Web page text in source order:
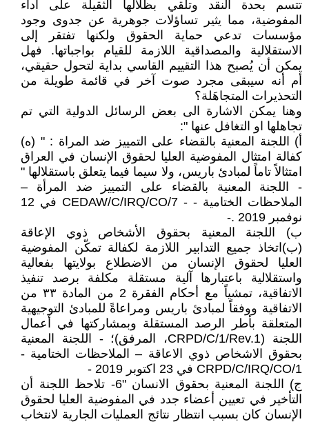
تتسم بحدة النقد وتلقي بظلالها الثقيلة على أداء
المفوضية، مما يثير تساؤلات جوهرية عن جدوى وجود
مؤسسات تدعي حماية الحقوق ولكنها تفتقر إلى
الاستقلالية والمصداقية اللازمة للقيام بواجباتها. فهل
يمكن أن يُصبح هذا التقييم القاسي بداية لتحول حقيقي،
أم أنه سيبقى مجرد صوت آخر في قائمة طويلة من
التحذيرات المتجاهَلة؟
وهنا يمكن الاشارة الى بعض الرسائل الدولية التي تم
تجاهلها او التغافل عنها ":
‌أ) اللجنة المعنية بالقضاء على التمييز ضد المراة : " (ه)
كفالة امتثال المفوضية العليا لحقوق الإنسان في العراق
امتثالاً تاماً لمبادئ باريس، ولا سيما فيما يتعلق باستقلالها "
- اللجنة المعنية بالقضاء على التمييز ضد المرأة –
الملاحظات الختامية - - CEDAW/C/IRQ/CO/7 في 12
نوفمبر 2019 .-
‌ب) اللجنة المعنية بحقوق الأشخاص ذوي الإعاقة
(ب)اتخاذ جميع التدابير اللازمة لكفالة تمكّن المفوضية
العليا لحقوق الإنسان من الاضطلاع بولايتها بفعالية
واستقلالية باعتبارها آلية مستقلة مكلفة برصد تنفيذ
الاتفاقية، تمشياً مع أحكام الفقرة 2 من المادة ٣٣ من
الاتفاقية ووفقاً لمبادئ باريس ومراعاةً للمبادئ التوجيهية
المتعلقة بأطر الرصد المستقلة وبمشاركتها في أعمال
اللجنة (CRPD/C/1/Rev.1، المرفق)؛ - اللجنة المعنية
بحقوق الاشخاص ذوي الاعاقة – الملاحظات الختامية -
CRPD/C/IRQ/CO/1 في 23 اكتوبر 2019 -
‌ج) اللجنة المعنية بحقوق الانسان "6- تلاحظ اللجنة أن
التأخير في تعيين أعضاء جدد في المفوضية العليا لحقوق
الإنسان كان بسبب انتظار نتائج العمليات الجارية لانتخاب